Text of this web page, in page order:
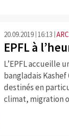
20.09.2019 16:13
EPFL à
L’EPFL accueille
bangladais
destinés en
climat, migration